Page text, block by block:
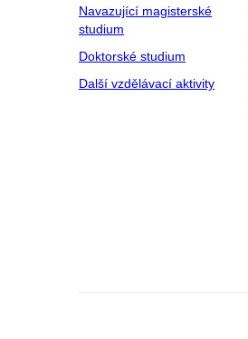
Navazující magisterské
studium
Doktorské studium
Další vzdělávací aktivity